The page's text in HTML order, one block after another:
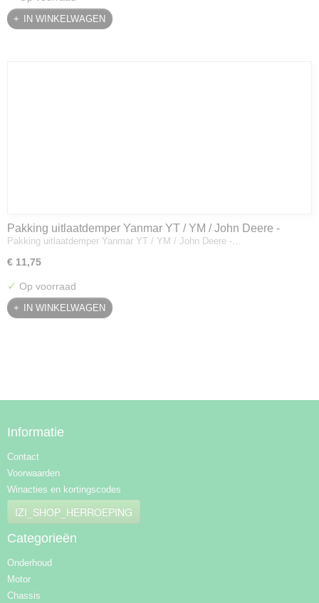
IN WINKELWAGEN
Pakking uitlaatdemper Yanmar YT / YM / John Deere -
128300-13230
Pakking uitlaatdemper Yanmar YT / YM / John Deere -…
€ 11,75
✓ Op voorraad
IN WINKELWAGEN
Informatie
Contact
Voorwaarden
Winacties en kortingscodes
IZI_SHOP_HERROEPING
Categorieën
Onderhoud
Motor
Chassis